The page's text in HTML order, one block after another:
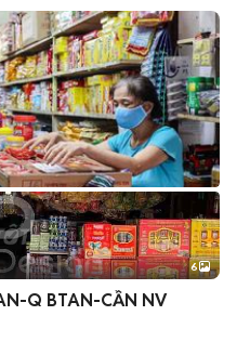
+2
6
Q BTAN-CẦN NV